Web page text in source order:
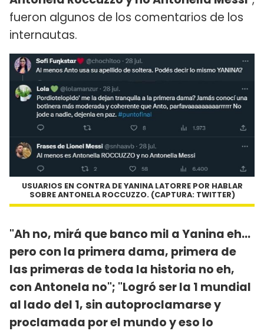
fueron algunos de los comentarios de los
internautas.
USUARIOS EN CONTRA DE YANINA LATORRE POR HABLAR
SOBRE ANTONELA ROCCUZZO. (CAPTURA: TWITTER)
"Ah no, mirá que banco mil a Yanina eh...
pero con la primera dama, primera de
las primeras de toda la historia no eh,
con Antonela no"; "Logró ser la 1 mundial
al lado del 1, sin autoproclamarse y
proclamada por el mundo y eso lo